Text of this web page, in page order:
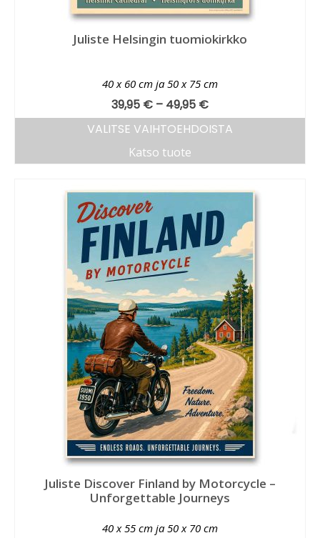
Juliste Helsingin tuomiokirkko
40 x 60 cm ja 50 x 75 cm
39,95 € – 49,95 €
VALITSE VAIHTOEHDOISTA
Katso tuote
Juliste Discover Finland by Motorcycle –
Unforgettable Journeys
40 x 55 cm ja 50 x 70 cm